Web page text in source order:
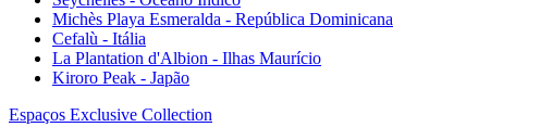
Michès Playa Esmeralda - República Dominicana
Cefalù - Itália
La Plantation d'Albion - Ilhas Maurício
Kiroro Peak - Japão
Espaços Exclusive Collection